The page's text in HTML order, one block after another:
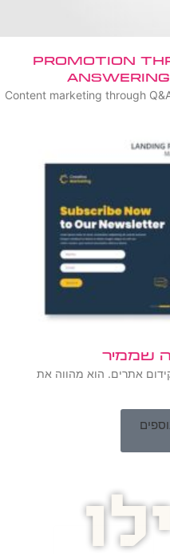
Promotion
Answering
Content marketing through
אתרים. הוא מהווה את